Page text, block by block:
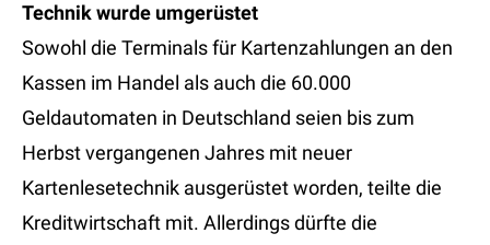
Technik wurde umgerüstet
Sowohl die Terminals für Kartenzahlungen an den
Kassen im Handel als auch die 60.000
Geldautomaten in Deutschland seien bis zum
Herbst vergangenen Jahres mit neuer
Kartenlesetechnik ausgerüstet worden, teilte die
Kreditwirtschaft mit. Allerdings dürfte die